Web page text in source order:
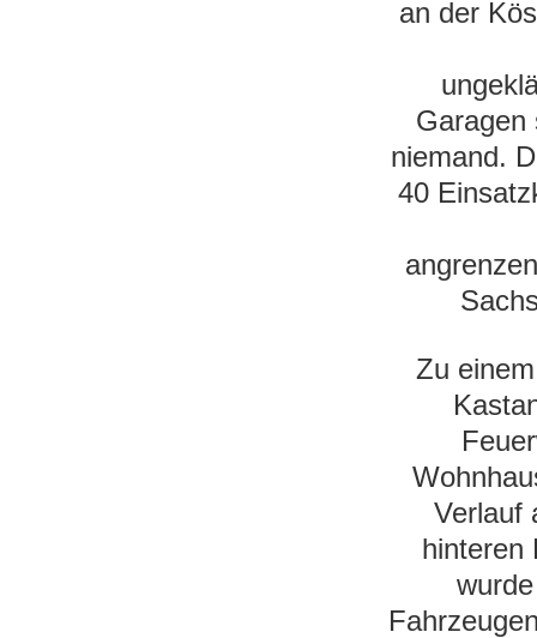
an der
Garagen
niemand.
40
Zu
Verlauf
hinteren